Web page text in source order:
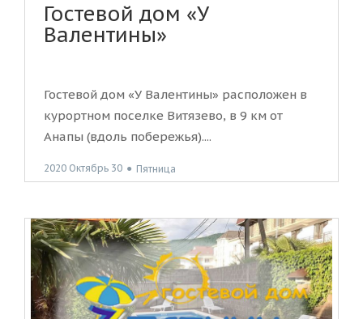
Гостевой дом «У
Валентины»
Гостевой дом «У Валентины» расположен в
курортном поселке Витязево, в 9 км от
Анапы (вдоль побережья)....
2020 Октябрь 30 ● Пятница